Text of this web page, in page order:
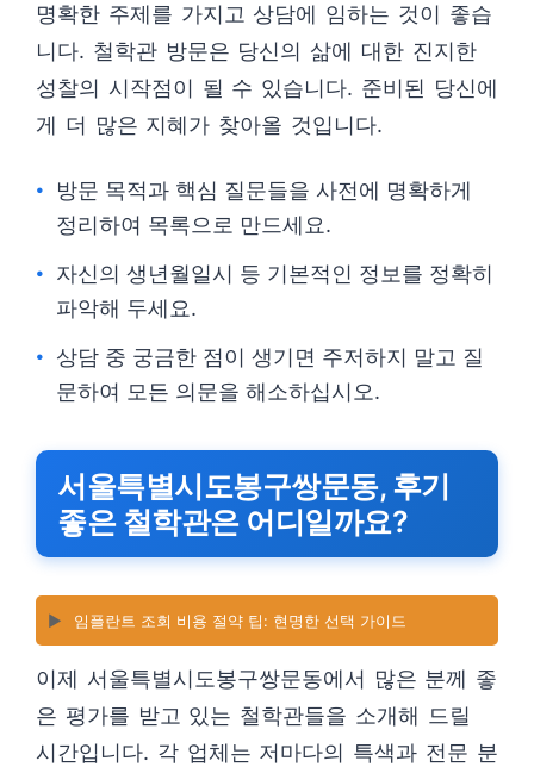
명확한 주제를 가지고 상담에 임하는 것이 좋습
니다. 철학관 방문은 당신의 삶에 대한 진지한
성찰의 시작점이 될 수 있습니다. 준비된 당신에
게 더 많은 지혜가 찾아올 것입니다.
방문 목적과 핵심 질문들을 사전에 명확하게
정리하여 목록으로 만드세요.
자신의 생년월일시 등 기본적인 정보를 정확히
파악해 두세요.
상담 중 궁금한 점이 생기면 주저하지 말고 질
문하여 모든 의문을 해소하십시오.
서울특별시도봉구쌍문동, 후기
좋은 철학관은 어디일까요?
▶️ 임플란트 조회 비용 절약 팁: 현명한 선택 가이드
이제 서울특별시도봉구쌍문동에서 많은 분께 좋
은 평가를 받고 있는 철학관들을 소개해 드릴
시간입니다. 각 업체는 저마다의 특색과 전문 분